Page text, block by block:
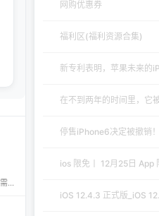
iPA资源一站式下载平台——ipapark.com ipapark.com 专注提供 iPhone、iPad、iPod 软体的 IPA 文件下载服务，覆盖 iOS4 至 iOS16 全系统版本，满足不同机型的用户需求。无论是正版砸壳、开心版软件，还是越狱插件、免费证书，都可在本站快速获取。 核心优势 **全网最全 ip
网购优惠券
福利区(福利资源合集)
新专利表明，苹果未来的
在不到两年的时间里，它
停售iPhone6决定被撤销
ios 限免丨 12月25日 App
iOS 12.4.3 正式版_iOS